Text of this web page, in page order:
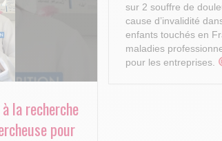
sur 2 souffre de
cause d’invalidité
enfants touchés en
maladies
pour les entreprises.
la recherche
pour